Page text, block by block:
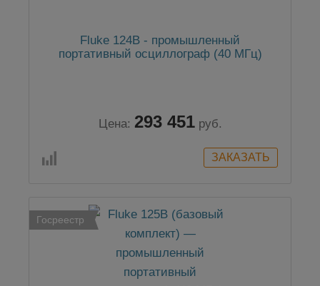
Fluke 124B - промышленный
портативный осциллограф (40 МГц)
Цена: 293 451 руб.
Госреестр